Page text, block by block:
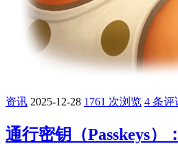
资讯 2025-12-28 1761 次浏览 4 条评
通行密钥（Passkeys）